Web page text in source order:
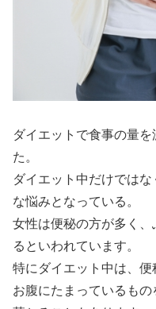
ダイエットで食事の量
た。
ダイエット中だけでは
な悩みとなっている。
女性は便秘の方が多く
るといわれています。
特にダイエット中は、便
お腹にたまっているも